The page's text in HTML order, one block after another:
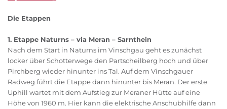
Die Etappen
1. Etappe Naturns – via Meran – Sarnthein
Nach dem Start in Naturns im Vinschgau geht es zunächst
locker über Schotterwege den Partscheilberg hoch und über
Pirchberg wieder hinunter ins Tal. Auf dem Vinschgauer
Radweg führt die Etappe dann hinunter bis Meran. Der erste
Uphill wartet mit dem Aufstieg zur Meraner Hütte auf eine
Höhe von 1960 m. Hier kann die elektrische Anschubhilfe dann